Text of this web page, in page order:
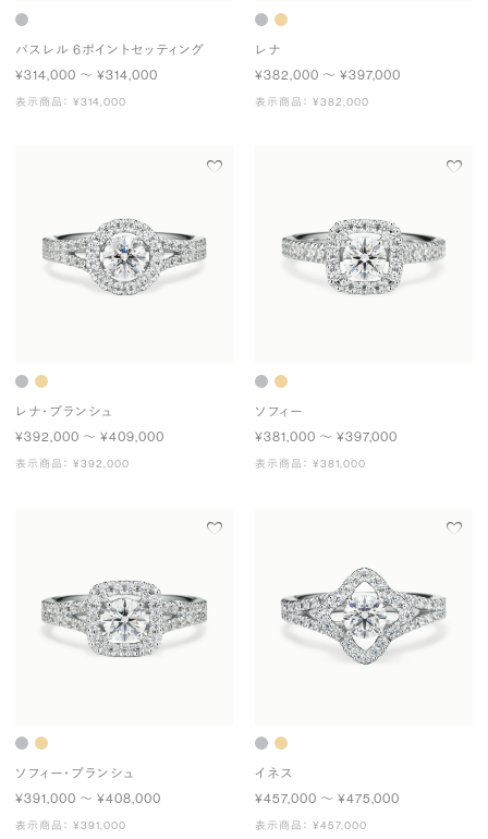
パスレル 6ポイントセッティング
¥314,000 〜 ¥314,000
表示商品： ¥314,000
レナ
¥382,000 〜 ¥397,000
表示商品： ¥382,000
レナ・ブランシュ
¥392,000 〜 ¥409,000
表示商品： ¥392,000
ソフィー
¥381,000 〜 ¥397,000
表示商品： ¥381,000
ソフィー・ブランシュ
¥391,000 〜 ¥408,000
表示商品： ¥391,000
イネス
¥457,000 〜 ¥475,000
表示商品： ¥457,000